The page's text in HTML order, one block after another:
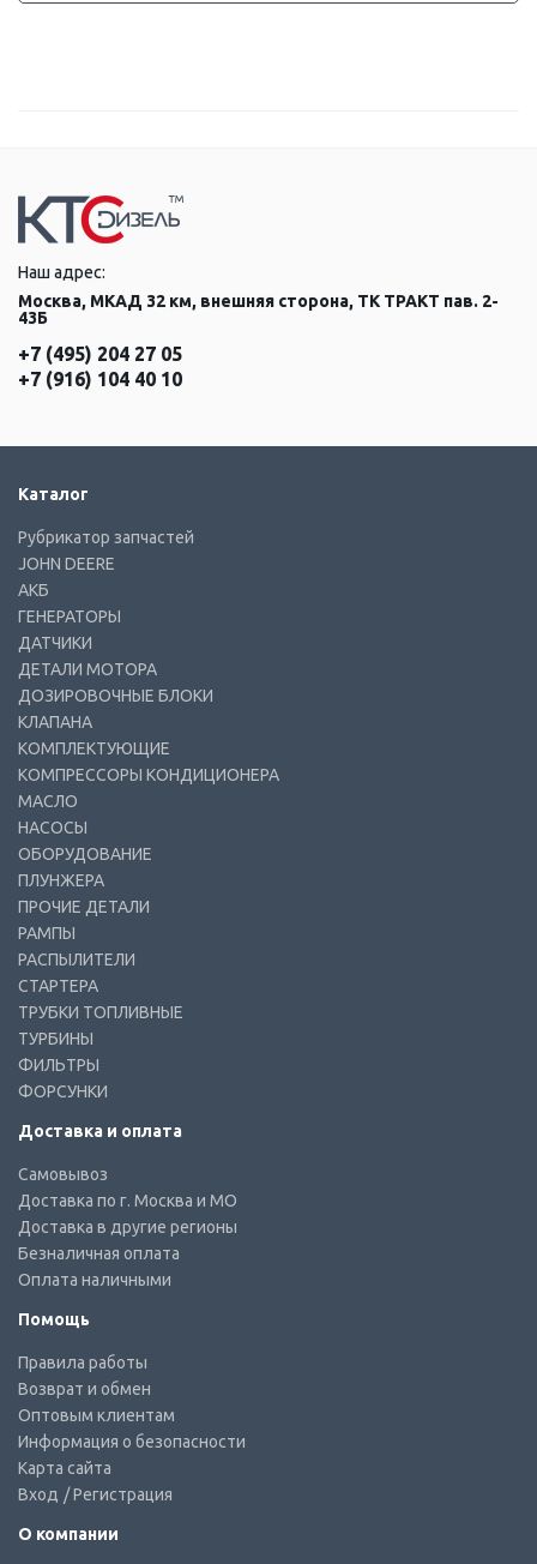
Наш адрес:
Москва, МКАД 32 км, внешняя сторона, ТК ТРАКТ пав. 2-
43Б
+7 (495) 204 27 05
+7 (916) 104 40 10
Каталог
Рубрикатор запчастей
JOHN DEERE
АКБ
ГЕНЕРАТОРЫ
ДАТЧИКИ
ДЕТАЛИ МОТОРА
ДОЗИРОВОЧНЫЕ БЛОКИ
КЛАПАНА
КОМПЛЕКТУЮЩИЕ
КОМПРЕССОРЫ КОНДИЦИОНЕРА
МАСЛО
НАСОСЫ
ОБОРУДОВАНИЕ
ПЛУНЖЕРА
ПРОЧИЕ ДЕТАЛИ
РАМПЫ
РАСПЫЛИТЕЛИ
СТАРТЕРА
ТРУБКИ ТОПЛИВНЫЕ
ТУРБИНЫ
ФИЛЬТРЫ
ФОРСУНКИ
Доставка и оплата
Самовывоз
Доставка по г. Москва и МО
Доставка в другие регионы
Безналичная оплата
Оплата наличными
Помощь
Правила работы
Возврат и обмен
Оптовым клиентам
Информация о безопасности
Карта сайта
Вход / Регистрация
О компании